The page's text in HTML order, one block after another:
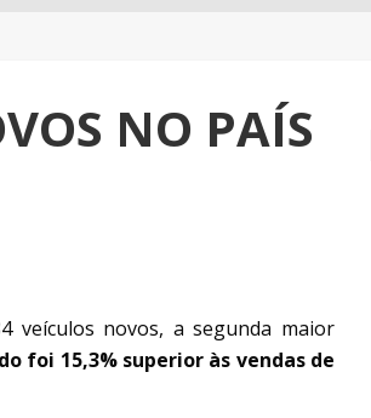
TRIMESTRE
R$ 165 MILHÕESNO PAÍS
veículos novos, a segunda maior
foi 15,3% superior às vendas de